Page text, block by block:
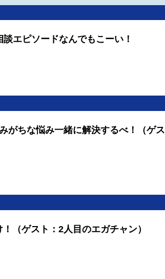
エピソードなんでもこーい！
がちな悩み一緒に解決するべ！（ゲス
（ゲスト：2人目のエガチャン）